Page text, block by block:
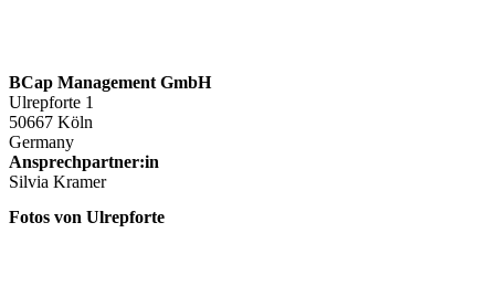
BCap Management GmbH
Ulrepforte 1
50667 Köln
Germany
Ansprechpartner:in
Silvia Kramer
Fotos von Ulrepforte